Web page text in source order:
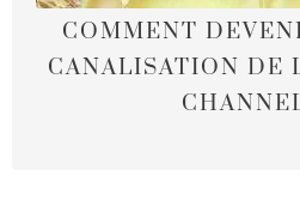
COMMENT
CANALISATION DE